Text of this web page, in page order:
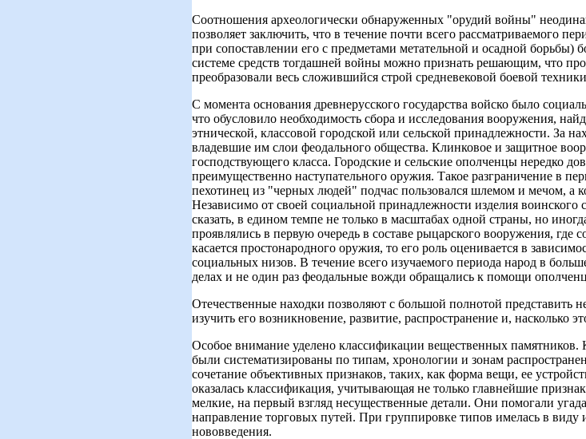
Соотношения археологически обнаруженных "орудий войны"
позволяет заключить, что в течение почти всего рассматриваемого
при сопоставлении его с предметами метательной и осадной борьбы)
системе средств тогдашней войны можно признать решающим, что
преобразовали весь сложившийся строй средневековой боевой
С момента основания древнерусского государства войско было
что обусловило необходимость сбора и исследования вооружения,
этнической, классовой городской или сельской принадлежности. За
владевшие им слои феодального общества. Клинковое и защитное
господствующего класса. Городские и сельские ополченцы нередко
преимущественно наступательного оружия. Такое разграничение в
пехотинец из "черных людей" подчас пользовался шлемом и мечом,
Независимо от своей социальной принадлежности изделия
сказать, в едином темпе не только в масштабах одной страны, но
проявлялись в первую очередь в составе рыцарского вооружения, где
касается простонародного оружия, то его роль оценивается в
социальных низов. В течение всего изучаемого периода народ в
делах и не один раз феодальные вожди обращались к помощи
Отечественные находки позволяют с большой полнотой представить
изучить его возникновение, развитие, распространение и, насколько
Особое внимание уделено классификации вещественных памятников.
были систематизированы по типам, хронологии и зонам
сочетание объективных признаков, таких, как форма вещи, ее
оказалась классификация, учитывающая не только главнейшие
мелкие, на первый взгляд несущественные детали. Они помогали
направление торговых путей. При группировке типов имелась в виду
нововведения.